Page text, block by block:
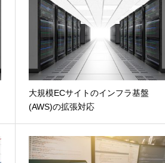
大規模ECサイトのインフラ基盤
(AWS)の拡張対応